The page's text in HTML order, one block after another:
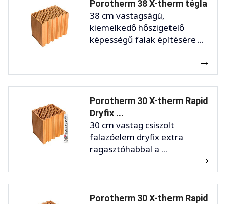
Porotherm 38 X-therm tégla
38 cm vastagságú,
kiemelkedő hőszigetelő
képességű falak építésére ...
Porotherm 30 X-therm Rapid
Dryfix ...
30 cm vastag csiszolt
falazóelem dryfix extra
ragasztóhabbal a ...
Porotherm 30 X-therm Rapid